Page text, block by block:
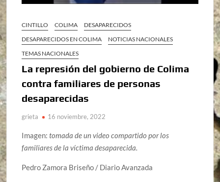
CINTILLO COLIMA
DESAPARECIDOS
DESAPARECIDOS EN COLIMA
NOTICIAS NACIONALES
TEMAS NACIONALES
La represión del gobierno de Colima
contra familiares de personas
desaparecidas
grieta 16 noviembre, 2022
Imagen:tomada de un video compartido por los
familiares de la víctima desaparecida.
Pedro Zamora Briseño / Diario Avanzada